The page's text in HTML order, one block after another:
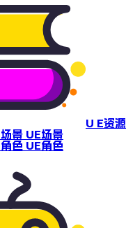
U E资源
UE场景
UE角色